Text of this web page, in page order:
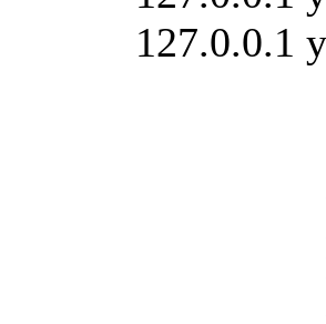
127.0.0.1